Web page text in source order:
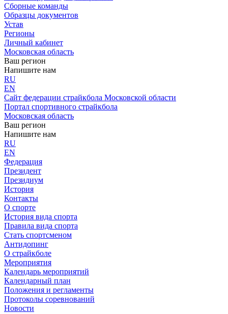
Сборные команды
Образцы документов
Устав
Регионы
Личный кабинет
Московская область
Ваш регион
Напишите нам
RU
EN
Сайт федерации страйкбола Московской области
Портал спортивного страйкбола
Московская область
Ваш регион
Напишите нам
RU
EN
Федерация
Президент
Президиум
История
Контакты
О спорте
История вида спорта
Правила вида спорта
Стать спортсменом
Антидопинг
О страйкболе
Мероприятия
Календарь мероприятий
Календарный план
Положения и регламенты
Протоколы соревнований
Новости